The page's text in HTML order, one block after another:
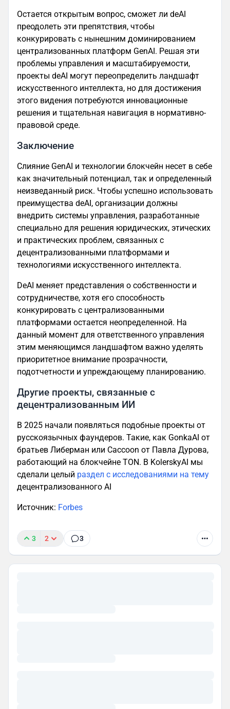
Остается открытым вопрос, сможет ли deAI
преодолеть эти препятствия, чтобы
конкурировать с нынешним доминированием
централизованных платформ GenAI. Решая эти
проблемы управления и масштабируемости,
проекты deAI могут переопределить ландшафт
искусственного интеллекта, но для достижения
этого видения потребуются инновационные
решения и тщательная навигация в нормативно-
правовой среде.
Заключение
Слияние GenAI и технологии блокчейн несет в себе
как значительный потенциал, так и определенный
неизведанный риск. Чтобы успешно использовать
преимущества deAI, организации должны
внедрить системы управления, разработанные
специально для решения юридических, этических
и практических проблем, связанных с
децентрализованными платформами и
технологиями искусственного интеллекта.
DeAI меняет представления о собственности и
сотрудничестве, хотя его способность
конкурировать с централизованными
платформами остается неопределенной. На
данный момент для ответственного управления
этим меняющимся ландшафтом важно уделять
приоритетное внимание прозрачности,
подотчетности и упреждающему планированию.
Другие проекты, связанные с
децентрализованным ИИ
В 2025 начали появляться подобные проекты от
русскоязычных фаундеров. Такие, как GonkaAI от
братьев Либерман или Caccoon от Павла Дурова,
работающий на блокчейне TON. В KolerskyAI мы
сделали целый раздел с исследованиями на тему
децентрализованного AI
Источник: Forbes
3 2 3